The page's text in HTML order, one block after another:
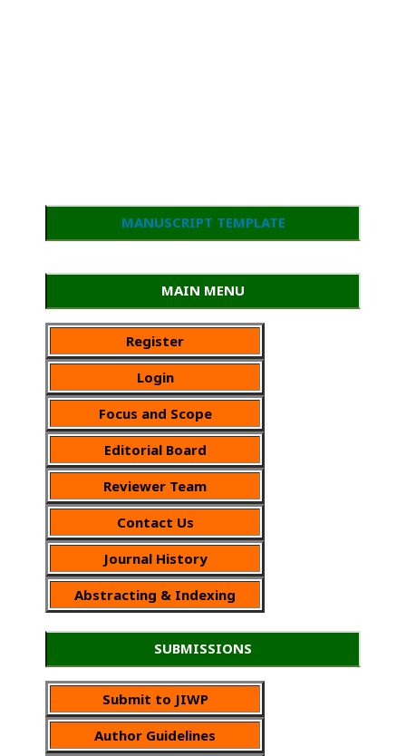
MANUSCRIPT TEMPLATE
MAIN MENU
Register
Login
Focus and Scope
Editorial Board
Reviewer Team
Contact Us
Journal History
Abstracting & Indexing
SUBMISSIONS
Submit to JIWP
Author Guidelines